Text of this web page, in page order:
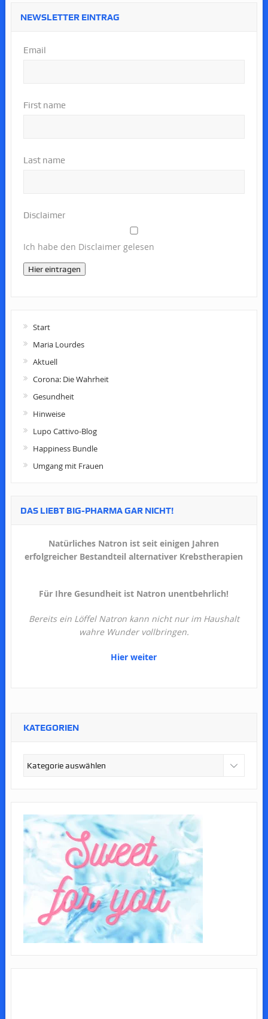
NEWSLETTER EINTRAG
Email
First name
Last name
Disclaimer
Ich habe den Disclaimer gelesen
Hier eintragen
Start
Maria Lourdes
Aktuell
Corona: Die Wahrheit
Gesundheit
Hinweise
Lupo Cattivo-Blog
Happiness Bundle
Umgang mit Frauen
DAS LIEBT BIG-PHARMA GAR NICHT!
Natürliches Natron ist seit einigen Jahren
erfolgreicher Bestandteil alternativer Krebstherapien
Für Ihre Gesundheit ist Natron unentbehrlich!
Bereits ein Löffel Natron kann nicht nur im Haushalt
wahre Wunder vollbringen.
Hier weiter
KATEGORIEN